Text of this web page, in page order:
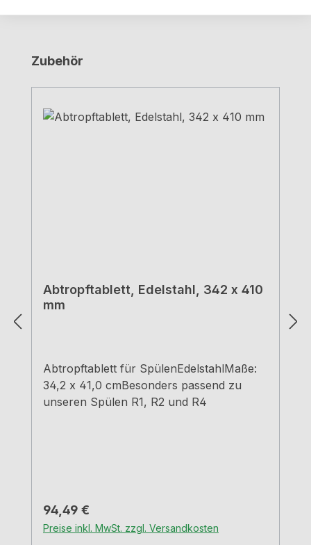
Produktgalerie überspringen
Zubehör
Abtropftablett, Edelstahl, 342 x 410
mm
Abtropftablett für SpülenEdelstahlMaße:
34,2 x 41,0 cmBesonders passend zu
unseren Spülen R1, R2 und R4
Regulärer Preis:
94,49 €
Preise inkl. MwSt. zzgl. Versandkosten